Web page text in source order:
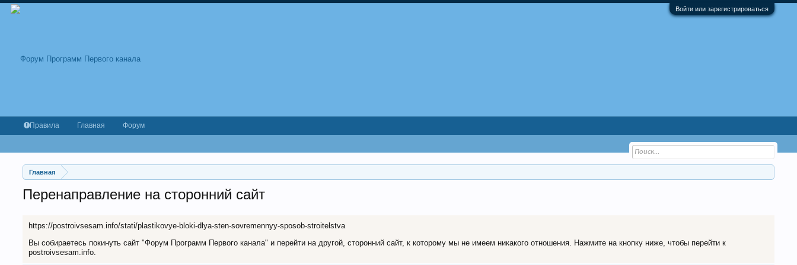
Войти или зарегистрироваться
Главная
Перенаправление на сторонний сайт
https://postroivsesam.info/stati/plastikovye-bloki-dlya-sten-sovremennyy-sposob-stroitelstva
Вы собираетесь покинуть сайт "Форум Программ Первого канала" и перейти на другой, сторонний сайт, к которому мы не имеем никакого отношения. Нажмите на кнопку ниже, чтобы перейти к
postroivsesam.info.
Правила Главная Форум